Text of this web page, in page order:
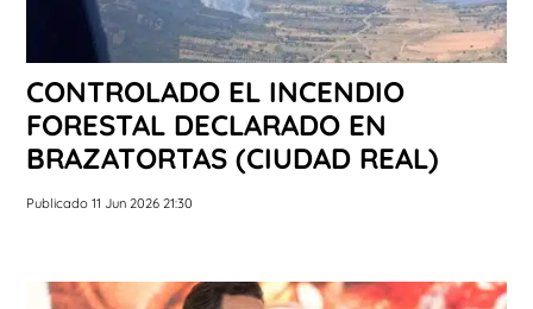
CONTROLADO EL INCENDIO
FORESTAL DECLARADO EN
BRAZATORTAS (CIUDAD REAL)
Publicado 11 Jun 2026 21:30